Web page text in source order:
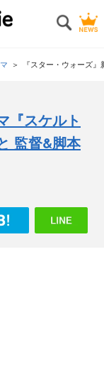
『スター・ウォーズ
『スケルト
監督&脚本